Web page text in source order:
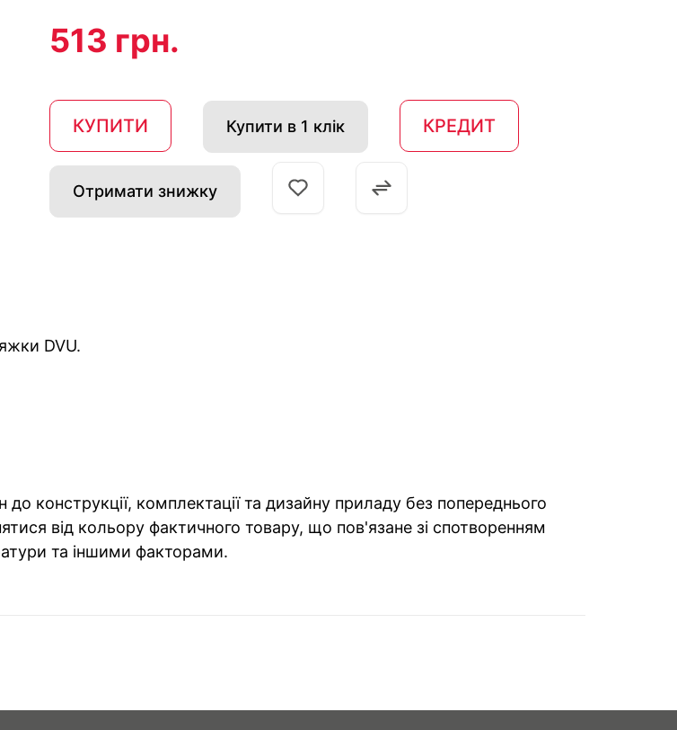
513 грн.
КУПИТИ Купити в 1 клік КРЕДИТ
Отримати знижку
DVU.
конструкції, комплектації та дизайну приладу без попереднього
від кольору фактичного товару, що пов'язане зі спотворенням
та іншими факторами.